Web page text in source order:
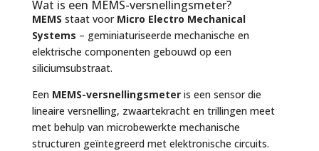
Wat is een MEMS-versnellingsmeter?
MEMS staat voor Micro Electro Mechanical
Systems – geminiaturiseerde mechanische en
elektrische componenten gebouwd op een
siliciumsubstraat.
Een MEMS-versnellingsmeteris een sensor die
lineaire versnelling, zwaartekracht en trillingen meet
met behulp van microbewerkte mechanische
structuren geïntegreerd met elektronische circuits.